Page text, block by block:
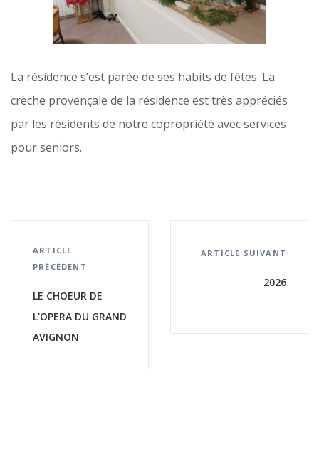
La résidence s’est parée de ses habits de fêtes. La
crèche provençale de la résidence est très appréciés
par les résidents de notre copropriété avec services
pour seniors.
ARTICLE
PRÉCÉDENT
LE CHOEUR DE
L'OPERA DU GRAND
AVIGNON
ARTICLE SUIVANT
2026